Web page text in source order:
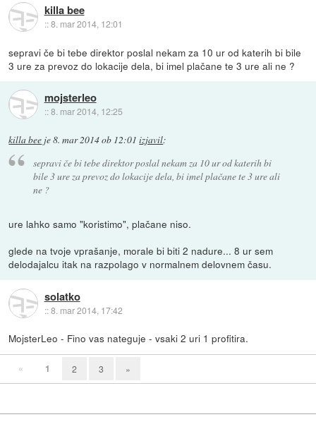
killa bee
::8. mar 2014, 12:01
sepravi če bi tebe direktor poslal nekam za 10 ur od katerih bi bile
3 ure za prevoz do lokacije dela, bi imel plačane te 3 ure ali ne ?
mojsterleo
::8. mar 2014, 12:25
killa bee je8. mar 2014 ob 12:01 izjavil:
sepravi če bi tebe direktor poslal nekam za 10 ur od katerih bi
bile 3 ure za prevoz do lokacije dela, bi imel plačane te 3 ure ali
ne ?
ure lahko samo "koristimo", plačane niso.
glede na tvoje vprašanje, morale bi biti 2 nadure... 8 ur sem
delodajalcu itak na razpolago v normalnem delovnem času.
solatko
::8. mar 2014, 17:42
MojsterLeo - Fino vas nateguje - vsaki 2 uri 1 profitira.
« 1 2 3 »